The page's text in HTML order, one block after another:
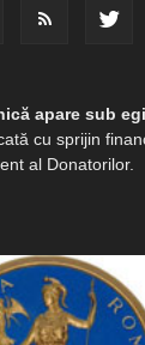
apare sub
cu sprijin
al Donatorilor.